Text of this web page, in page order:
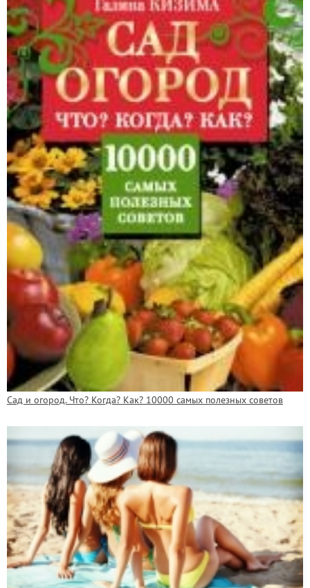
Сад и огород. Что? Когда? Как? 10000 самых полезных советов